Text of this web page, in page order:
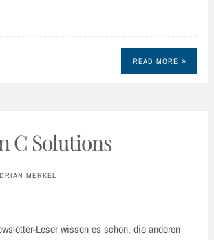
READ MORE
C Solutions
MERKEL
Leser wissen es schon, die anderen